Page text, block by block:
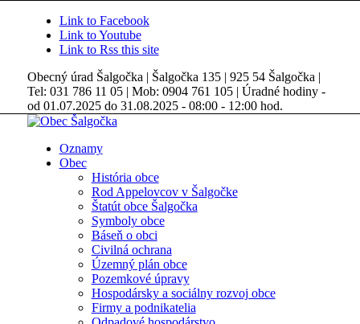
Link to Facebook
Link to Youtube
Link to Rss this site
Obecný úrad Šalgočka | Šalgočka 135 | 925 54 Šalgočka |
Tel: 031 786 11 05 | Mob: 0904 761 105 | Úradné hodiny -
od 01.07.2025 do 31.08.2025 - 08:00 - 12:00 hod.
Oznamy
Obec
História obce
Rod Appelovcov v Šalgočke
Štatút obce Šalgočka
Symboly obce
Báseň o obci
Civilná ochrana
Územný plán obce
Pozemkové úpravy
Hospodársky a sociálny rozvoj obce
Firmy a podnikatelia